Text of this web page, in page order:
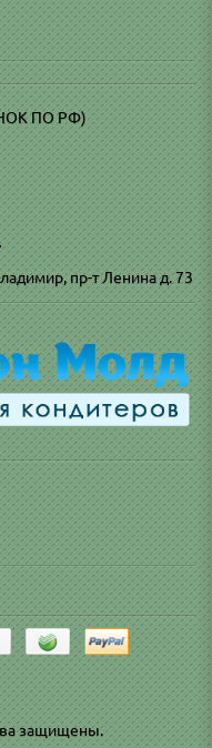
ПО РФ)
пр-т Ленина д. 73
защищены.